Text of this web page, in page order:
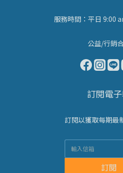
服務時間：平日 9:00
公益/行銷
訂閱電
訂閱以獲取每期最
訂閱